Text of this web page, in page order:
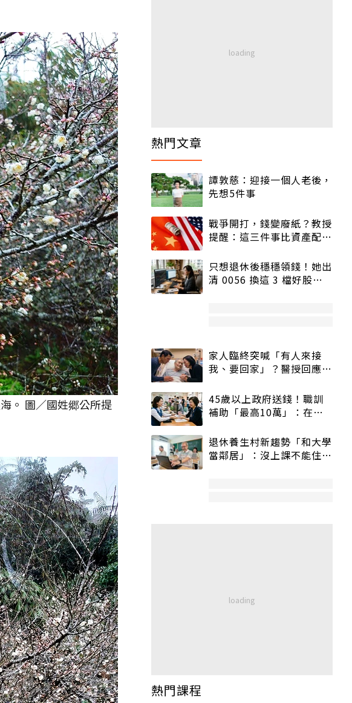
。 圖／國姓郷公所提
熱門文章
譚敦慈：迎接一個人老後，
先想5件事
戰爭開打，錢變廢紙？教授
提醒：這三件事比資產配置
只想退休後穩穩領錢！她出
清 0056 換這 3 檔好股：
家人臨終突喊「有人來接
我、要回家」？醫授回應方
45歲以上政府送錢！職訓
補助「最高10萬」：在
退休養生村新趨勢「和大學
當鄰居」：沒上課不能住、
熱門課程